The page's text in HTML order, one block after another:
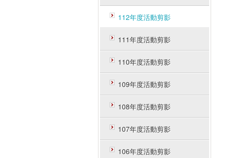
112年度活動剪影
111年度活動剪影
110年度活動剪影
109年度活動剪影
108年度活動剪影
107年度活動剪影
106年度活動剪影